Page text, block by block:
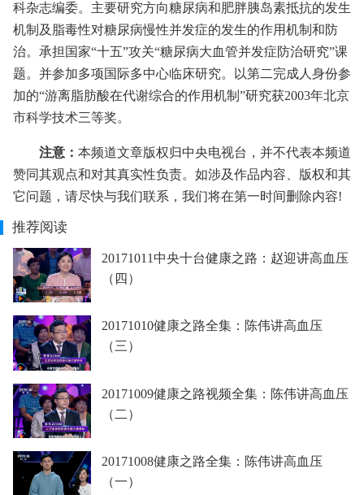
科杂志编委。主要研究方向糖尿病和肥胖胰岛素抵抗的发生
机制及脂毒性对糖尿病慢性并发症的发生的作用机制和防
治。承担国家“十五”攻关“糖尿病大血管并发症防治研究”课
题。并参加多项国际多中心临床研究。以第二完成人身份参
加的“游离脂肪酸在代谢综合的作用机制”研究获2003年北京
市科学技术三等奖。
注意： 本频道文章版权归中央电视台，并不代表本频道
赞同其观点和对其真实性负责。如涉及作品内容、版权和其
它问题，请尽快与我们联系，我们将在第一时间删除内容!
推荐阅读
20171011中央十台健康之路：赵迎讲高血压
（四）
20171010健康之路全集：陈伟讲高血压
（三）
20171009健康之路视频全集：陈伟讲高血压
（二）
20171008健康之路全集：陈伟讲高血压
（一）